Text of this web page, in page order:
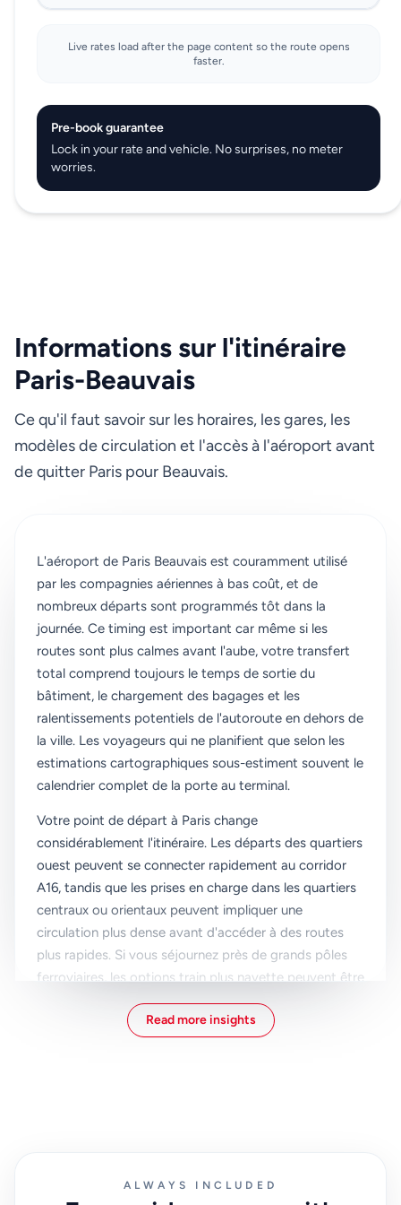
Live rates load after the page content so the route opens
faster.
Pre-book guarantee
Lock in your rate and vehicle. No surprises, no meter
worries.
Informations sur l'itinéraire
Paris-Beauvais
Ce qu'il faut savoir sur les horaires, les gares, les
modèles de circulation et l'accès à l'aéroport avant
de quitter Paris pour Beauvais.
L'aéroport de Paris Beauvais est couramment utilisé
par les compagnies aériennes à bas coût, et de
nombreux départs sont programmés tôt dans la
journée. Ce timing est important car même si les
routes sont plus calmes avant l'aube, votre transfert
total comprend toujours le temps de sortie du
bâtiment, le chargement des bagages et les
ralentissements potentiels de l'autoroute en dehors de
la ville. Les voyageurs qui ne planifient que selon les
estimations cartographiques sous-estiment souvent le
calendrier complet de la porte au terminal.
Votre point de départ à Paris change
considérablement l'itinéraire. Les départs des quartiers
ouest peuvent se connecter rapidement au corridor
A16, tandis que les prises en charge dans les quartiers
centraux ou orientaux peuvent impliquer une
circulation plus dense avant d'accéder à des routes
plus rapides. Si vous séjournez près de grands pôles
ferroviaires, les options train plus navette peuvent être
rentables, mais elles nécessitent un timing minutieux et
sont moins tolérantes en cas de retard des services.
enregistrés pour plusieurs personnes. Une réservation
Read more insights
ALWAYS INCLUDED